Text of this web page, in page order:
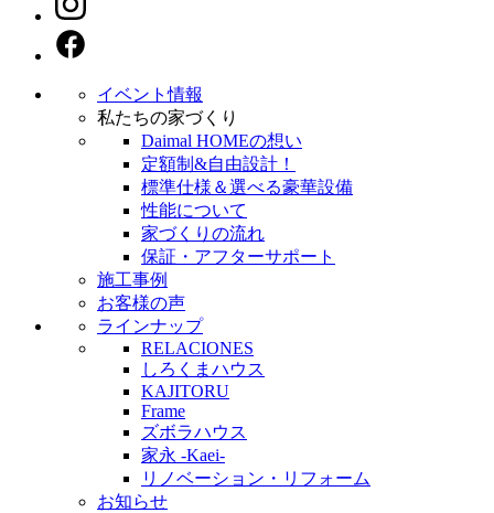
イベント情報
私たちの家づくり
Daimal HOMEの想い
定額制&自由設計！
標準仕様＆選べる豪華設備
性能について
家づくりの流れ
保証・アフターサポート
施工事例
お客様の声
ラインナップ
RELACIONES
しろくまハウス
KAJITORU
Frame
ズボラハウス
家永 -Kaei-
リノベーション・リフォーム
お知らせ